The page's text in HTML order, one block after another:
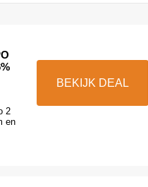
2
en
BEKIJK DEAL